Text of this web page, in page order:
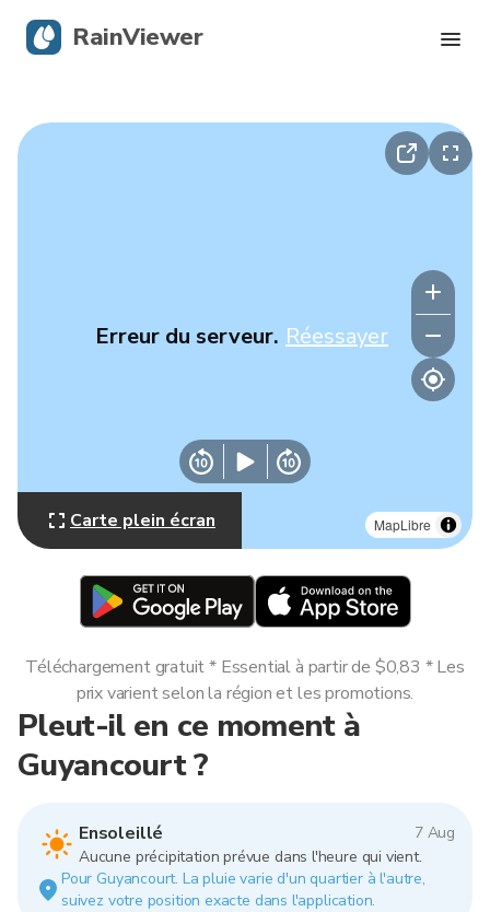
MapLibre
Erreur du serveur. Réessayer
Carte plein écran
Pleut-il en ce moment à
Guyancourt ?
Ensoleillé
7 Aug
Aucune précipitation prévue dans l'heure qui vient.
Pour Guyancourt. La pluie varie d'un quartier à l'autre,
suivez votre position exacte dans l'application.
Téléchargement gratuit * Essential à partir de $0,83 * Les
prix varient selon la région et les promotions.
RainViewer